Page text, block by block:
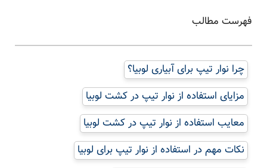
فهرست مطالب
چرا نوار تیپ برای آبیاری لوبیا؟
مزایای استفاده از نوار تیپ در کشت لوبیا
معایب استفاده از نوار تیپ در کشت لوبیا
نکات مهم در استفاده از نوار تیپ برای لوبیا